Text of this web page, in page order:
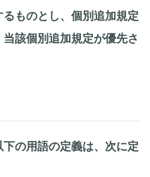
ものとし、個別追加規定
該個別追加規定が優先さ
の用語の定義は、次に定